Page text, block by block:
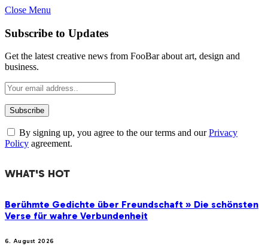
Close Menu
Subscribe to Updates
Get the latest creative news from FooBar about art, design and
business.
By signing up, you agree to the our terms and ourPrivacy
Policy agreement.
WHAT'S HOT
Berühmte Gedichte über Freundschaft » Die schönsten
Verse für wahre Verbundenheit
6. August 2026